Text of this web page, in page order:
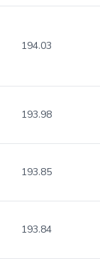
194.03
193.98
193.85
193.84